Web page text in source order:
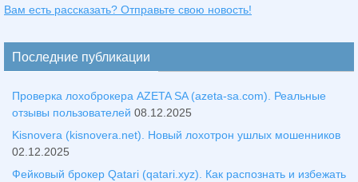
Вам есть рассказать? Отправьте свою новость!
Последние публикации
Проверка лохоброкера AZETA SA (azeta-sa.com). Реальные
отзывы пользователей 08.12.2025
Kisnovera (kisnovera.net). Новый лохотрон ушлых мошенников
02.12.2025
Фейковый брокер Qatari (qatari.xyz). Как распознать и избежать